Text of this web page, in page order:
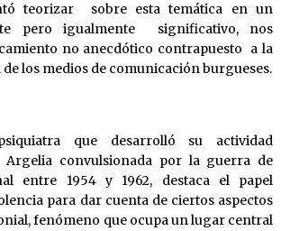
teorizar sobre esta temática en un
pero igualmente significativo, nos
no anecdótico contrapuesto a la
los medios de comunicación burgueses.
que desarrolló su actividad
Argelia convulsionada por la guerra de
entre 1954 y 1962, destaca el papel
para dar cuenta de ciertos aspectos
fenómeno que ocupa un lugar central